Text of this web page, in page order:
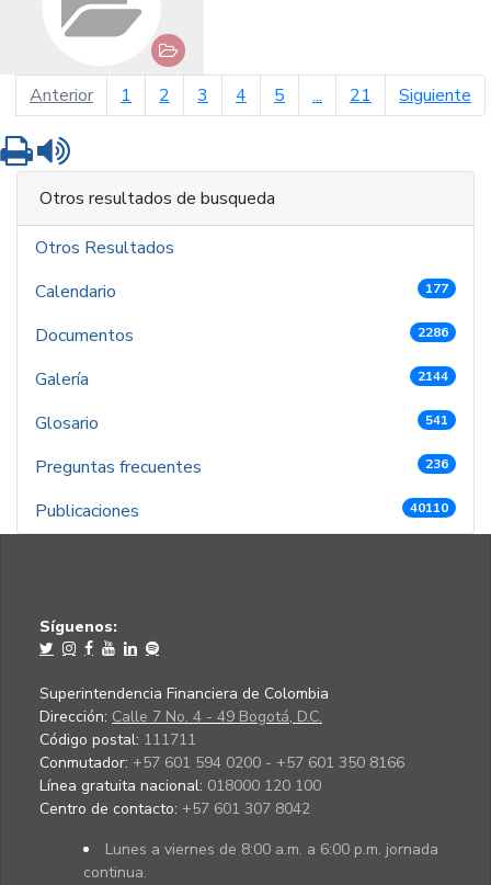
Anteriorpágina anterior
1 2 3 4 5 ... 21 Siguiente
Imprimir
Otros resultados de busqueda
Otros Resultados
Calendario
177
Documentos 2286
Galería 2144
Glosario 541
Preguntas frecuentes 236
Publicaciones 40110
Síguenos:
Superintendencia Financiera de Colombia
Dirección: Calle 7 No. 4 - 49 Bogotá, D.C.
Código postal: 111711
Conmutador: +57 601 594 0200 - +57 601 350 8166
Línea gratuita nacional: 018000 120 100
Centro de contacto: +57 601 307 8042
Lunes a viernes de 8:00 a.m. a 6:00 p.m. jornada
continua.